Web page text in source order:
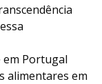
em Portugal
alimentares em